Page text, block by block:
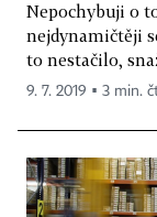
Nepochybuji o
nejdynamičtěji
to nestačilo,
9. 7. 2019 ▪ 3 min.